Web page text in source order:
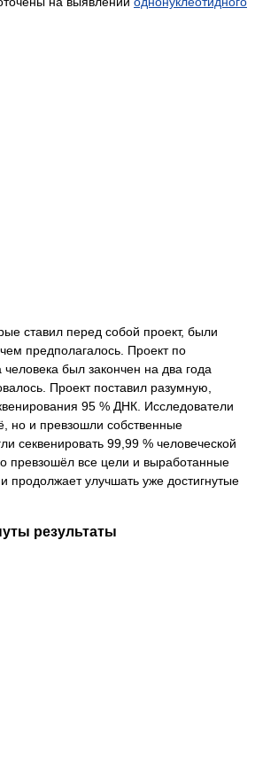
ставил перед собой проект, были
предполагалось. Проект по
был закончен на два года
Проект поставил разумную,
95 % ДНК. Исследователи
но и превзошли собственные
секвенировать 99,99 % человеческой
превзошёл все цели и выработанные
продолжает улучшать уже достигнутые
результаты